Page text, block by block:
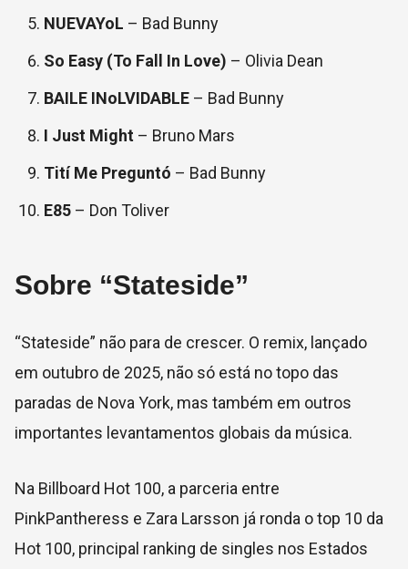
NUEVAYoL – Bad Bunny
So Easy (To Fall In Love) – Olivia Dean
BAILE INoLVIDABLE – Bad Bunny
I Just Might – Bruno Mars
Tití Me Preguntó – Bad Bunny
E85 – Don Toliver
Sobre “Stateside”
“Stateside” não para de crescer. O remix, lançado
em outubro de 2025, não só está no topo das
paradas de Nova York, mas também em outros
importantes levantamentos globais da música.
Na Billboard Hot 100, a parceria entre
PinkPantheress e Zara Larsson já ronda o top 10 da
Hot 100, principal ranking de singles nos Estados